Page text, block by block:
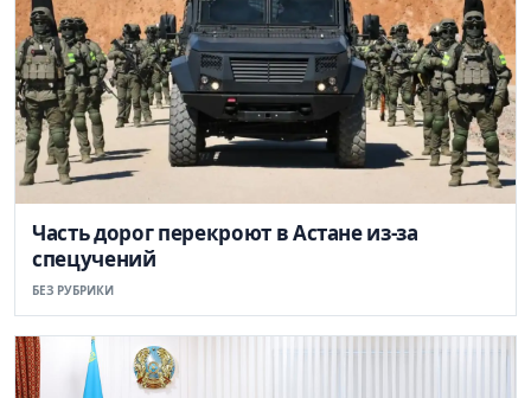
Часть дорог перекроют в Астане из-за
спецучений
БЕЗ РУБРИКИ